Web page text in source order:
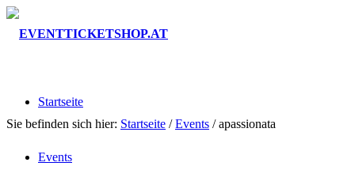
Startseite
Events
Sie befinden sich hier: Startseite / Events / apassionata